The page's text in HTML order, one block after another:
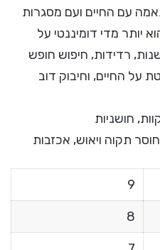
עם החיים ועם מסגרות
מדי דומיננטי על
רדידות, חיפוש חופש
על החיים, וחיבוק דוב
חושניות
תקוה ויאוש, אכזבות